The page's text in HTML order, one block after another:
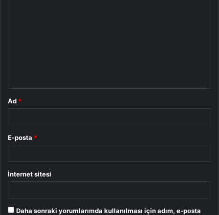
Ad *
E-posta *
İnternet sitesi
Daha sonraki yorumlarımda kullanılması için adım, e-posta